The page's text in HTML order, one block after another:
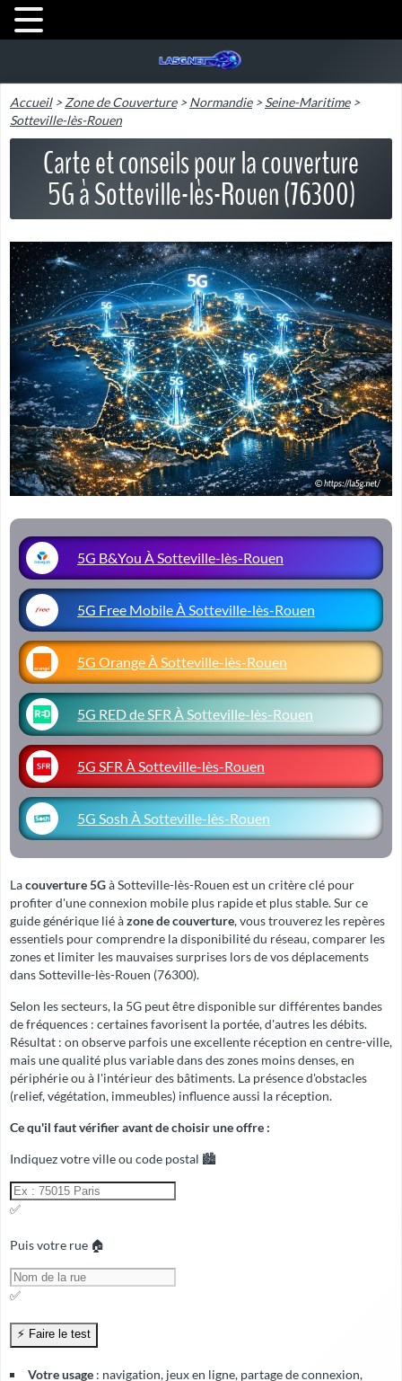
Accueil>Zone de Couverture>Normandie>Seine-Maritime>
Sotteville-lès-Rouen
Carte et conseils pour la couverture
5G à Sotteville-lès-Rouen (76300)
5G B&You À Sotteville-lès-Rouen
5G Free Mobile À Sotteville-lès-Rouen
5G Orange À Sotteville-lès-Rouen
5G RED de SFR À Sotteville-lès-Rouen
5G SFR À Sotteville-lès-Rouen
5G Sosh À Sotteville-lès-Rouen
Lacouverture 5Gà Sotteville-lès-Rouen est un critère clé pour
profiter d'une connexion mobile plus rapide et plus stable. Sur ce
guide générique lié àzone de couverture, vous trouverez les repères
essentiels pour comprendre la disponibilité du réseau, comparer les
zones et limiter les mauvaises surprises lors de vos déplacements
dans Sotteville-lès-Rouen (76300).
Selon les secteurs, la 5G peut être disponible sur différentes bandes
de fréquences : certaines favorisent la portée, d'autres les débits.
Résultat : on observe parfois une excellente réception en centre-ville,
mais une qualité plus variable dans des zones moins denses, en
périphérie ou à l'intérieur des bâtiments. La présence d'obstacles
(relief, végétation, immeubles) influence aussi la réception.
Ce qu'il faut vérifier avant de choisir une offre :
Indiquez votre ville ou code postal 🏙️
✅
Puis votre rue 🏠
✅
Votre usage : navigation, jeux en ligne, partage de connexion,